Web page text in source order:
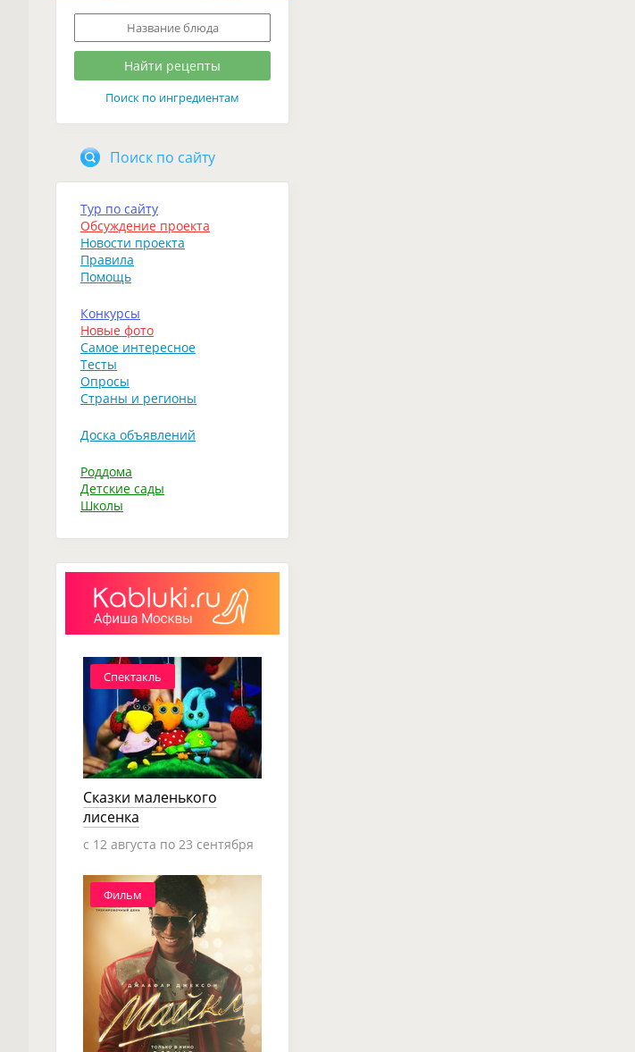
Поиск по ингредиентам
Поиск по сайту
Тур по сайту
Обсуждение проекта
Новости проекта
Правила
Помощь
Конкурсы
Новые фото
Самое интересное
Тесты
Опросы
Страны и регионы
Доска объявлений
Роддома
Детские сады
Школы
Спектакль
Сказки маленького
лисенка
c 12 августа по 23 сентября
Фильм